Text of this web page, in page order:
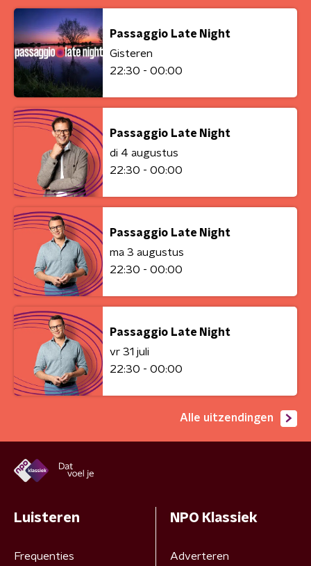
Passaggio Late Night
Gisteren
22:30 - 00:00
Passaggio Late Night
di 4 augustus
22:30 - 00:00
Passaggio Late Night
ma 3 augustus
22:30 - 00:00
Passaggio Late Night
vr 31 juli
22:30 - 00:00
Alle uitzendingen
Luisteren
Frequenties
NPO Klassiek
Adverteren